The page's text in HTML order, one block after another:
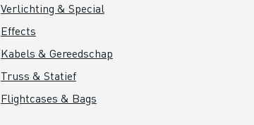
Verlichting & Special
Effects
Kabels & Gereedschap
Truss & Statief
Flightcases & Bags